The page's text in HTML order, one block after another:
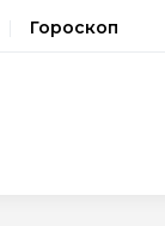
Гороскоп